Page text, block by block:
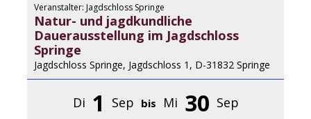
Veranstalter: Jagdschloss Springe
Natur- und jagdkundliche
Dauerausstellung im Jagdschloss
Springe
Jagdschloss Springe, Jagdschloss 1, D-31832 Springe
Di 1 Sep bis Mi 30 Sep